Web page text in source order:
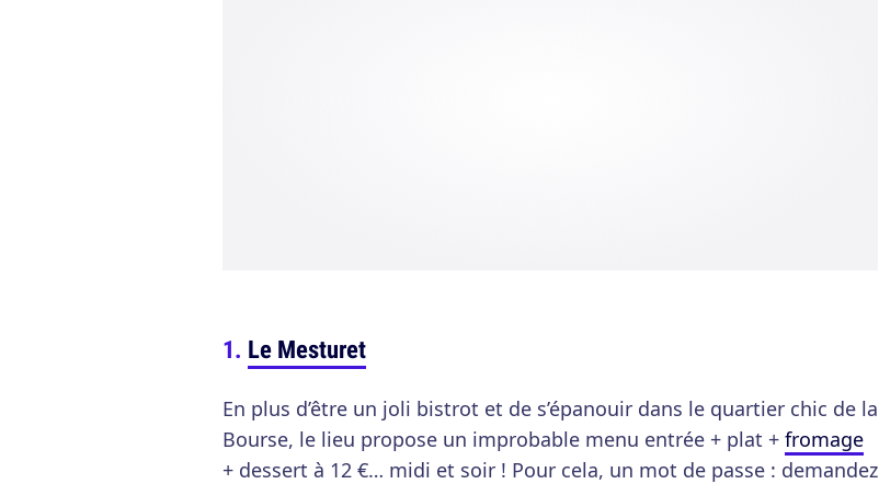
Le Mesturet
En plus d’être un joli bistrot et de s’épanouir dans le quartier chic de la
Bourse, le lieu propose un improbable menu entrée + plat + fromage
+ dessert à 12 €… midi et soir ! Pour cela, un mot de passe : demandez